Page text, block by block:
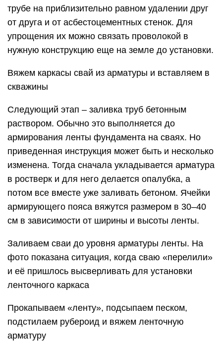
трубе на приблизительно равном удалении друг
от друга и от асбестоцементных стенок. Для
упрощения их можно связать проволокой в
нужную конструкцию еще на земле до установки.
Вяжем каркасы свай из арматуры и вставляем в
скважины
Следующий этап – заливка труб бетонным
раствором. Обычно это выполняется до
армирования ленты фундамента на сваях. Но
приведенная инструкция может быть и несколько
изменена. Тогда сначала укладывается арматура
в ростверк и для него делается опалубка, а
потом все вместе уже заливать бетоном. Ячейки
армирующего пояса вяжутся размером в 30–40
см в зависимости от ширины и высоты ленты.
Заливаем сваи до уровня арматуры ленты. На
фото показана ситуация, когда сваю «перелили»
и её пришлось высверливать для установки
ленточного каркаса
Прокапываем «ленту», подсыпаем песком,
подстилаем рубероид и вяжем ленточную
арматуру